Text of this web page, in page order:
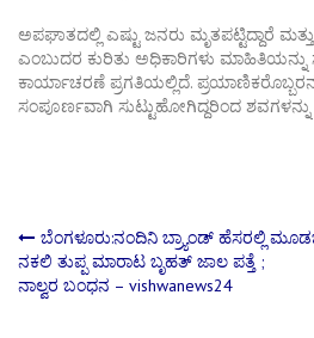
ಅಪಘಾತದಲ್ಲಿ ಎಷ್ಟು ಜನರು ಮೃತಪಟ್ಟಿದ್ದಾರೆ
ಎಂಬುದರ ಕುರಿತು ಅಧಿಕಾರಿಗಳು ಮಾಹಿತಿಯನ್ನು
ಕಾರ್ಯಾಚರಣೆ ಪ್ರಗತಿಯಲ್ಲಿದೆ.
ಸಂಪೂರ್ಣವಾಗಿ ಸುಟ್ಟುಹೋಗಿದ್ದರಿಂದ ಶವಗಳನ್ನು
Post
navigation
ಬೆಂಗಳೂರು:ನಂದಿನಿ ಬ್ರ್ಯಾಂಡ್ ಹೆಸರಲ್ಲಿ
ನಕಲಿ ತುಪ್ಪ ಮಾರಾಟ ಬೃಹತ್ ಜಾಲ ಪತ್ತೆ ;
ನಾಲ್ವರ ಬಂಧನ – vishwanews24